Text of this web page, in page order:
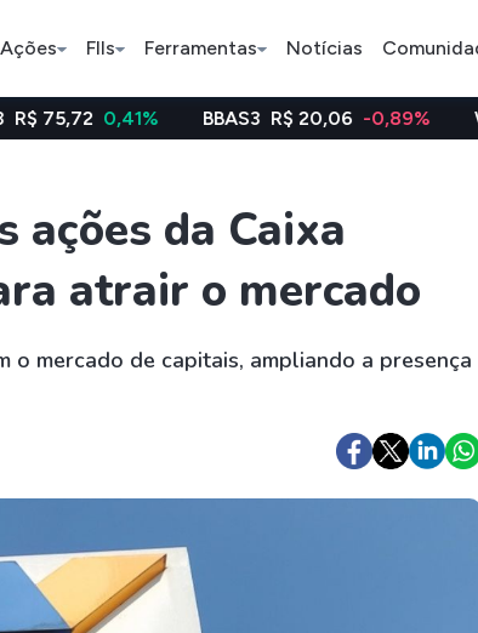
Ações FIIs Ferramentas Notícias
BDR
JBS
Google
Meta
Coca-Cola
Bitcoin
Ethereum
Binance
BBAS3 R$ 20,06 -0,89% WEGE3 R$
ações da Caixa
atrair o mercado
o mercado de capitais, ampliando a presença